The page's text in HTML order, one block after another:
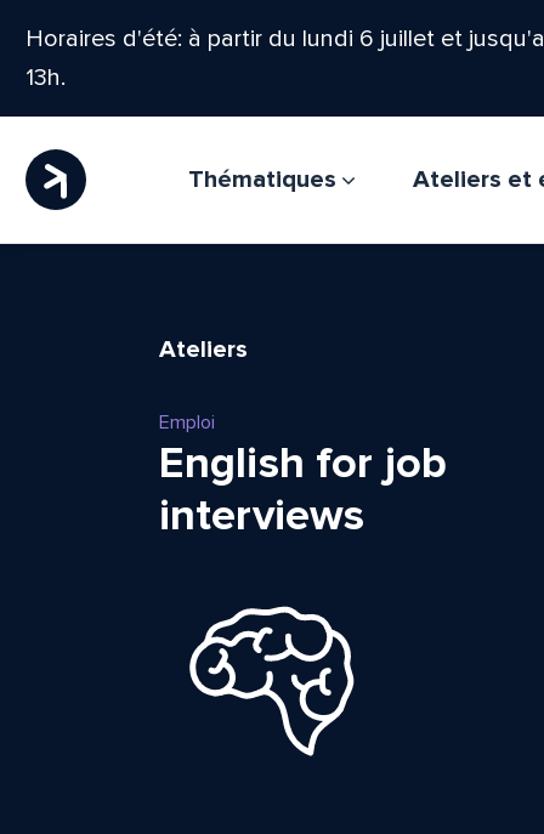
Horaires d'été: à partir du lundi 6 juillet et
13h.
Thématiques Ateliers et
Ateliers
Emploi
English for job
interviews